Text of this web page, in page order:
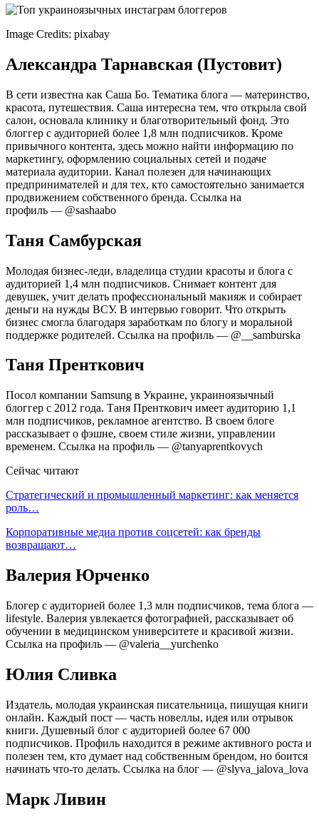
Image Credits: pixabay
Александра Тарнавская (Пустовит)
В сети известна как Саша Бо. Тематика блога — материнство,
красота, путешествия. Саша интересна тем, что открыла свой
салон, основала клинику и благотворительный фонд. Это
блоггер с аудиторией более 1,8 млн подписчиков. Кроме
привычного контента, здесь можно найти информацию по
маркетингу, оформлению социальных сетей и подаче
материала аудитории. Канал полезен для начинающих
предпринимателей и для тех, кто самостоятельно занимается
продвижением собственного бренда. Ссылка на
профиль — @sashaabo
Таня Самбурская
Молодая бизнес-леди, владелица студии красоты и блога с
аудиторией 1,4 млн подписчиков. Снимает контент для
девушек, учит делать профессиональный макияж и собирает
деньги на нужды ВСУ. В интервью говорит. Что открыть
бизнес смогла благодаря заработкам по блогу и моральной
поддержке родителей. Ссылка на профиль — @__samburska
Таня Пренткович
Посол компании Samsung в Украине, украиноязычный
блоггер с 2012 года. Таня Пренткович имеет аудиторию 1,1
млн подписчиков, рекламное агентство. В своем блоге
рассказывает о фэшне, своем стиле жизни, управлении
временем. Ссылка на профиль — @tanyaprentkovych
Сейчас читают
Стратегический и промышленный маркетинг: как меняется
роль…
Корпоративные медиа против соцсетей: как бренды
возвращают…
Валерия Юрченко
Блогер с аудиторией более 1,3 млн подписчиков, тема блога —
lifestyle. Валерия увлекается фотографией, рассказывает об
обучении в медицинском университете и красивой жизни.
Ссылка на профиль — @valeria__yurchenko
Юлия Сливка
Издатель, молодая украинская писательница, пишущая книги
онлайн. Каждый пост — часть новеллы, идея или отрывок
книги. Душевный блог с аудиторией более 67 000
подписчиков. Профиль находится в режиме активного роста и
полезен тем, кто думает над собственным брендом, но боится
начинать что-то делать. Ссылка на блог — @slyva_jalova_lova
Марк Ливин